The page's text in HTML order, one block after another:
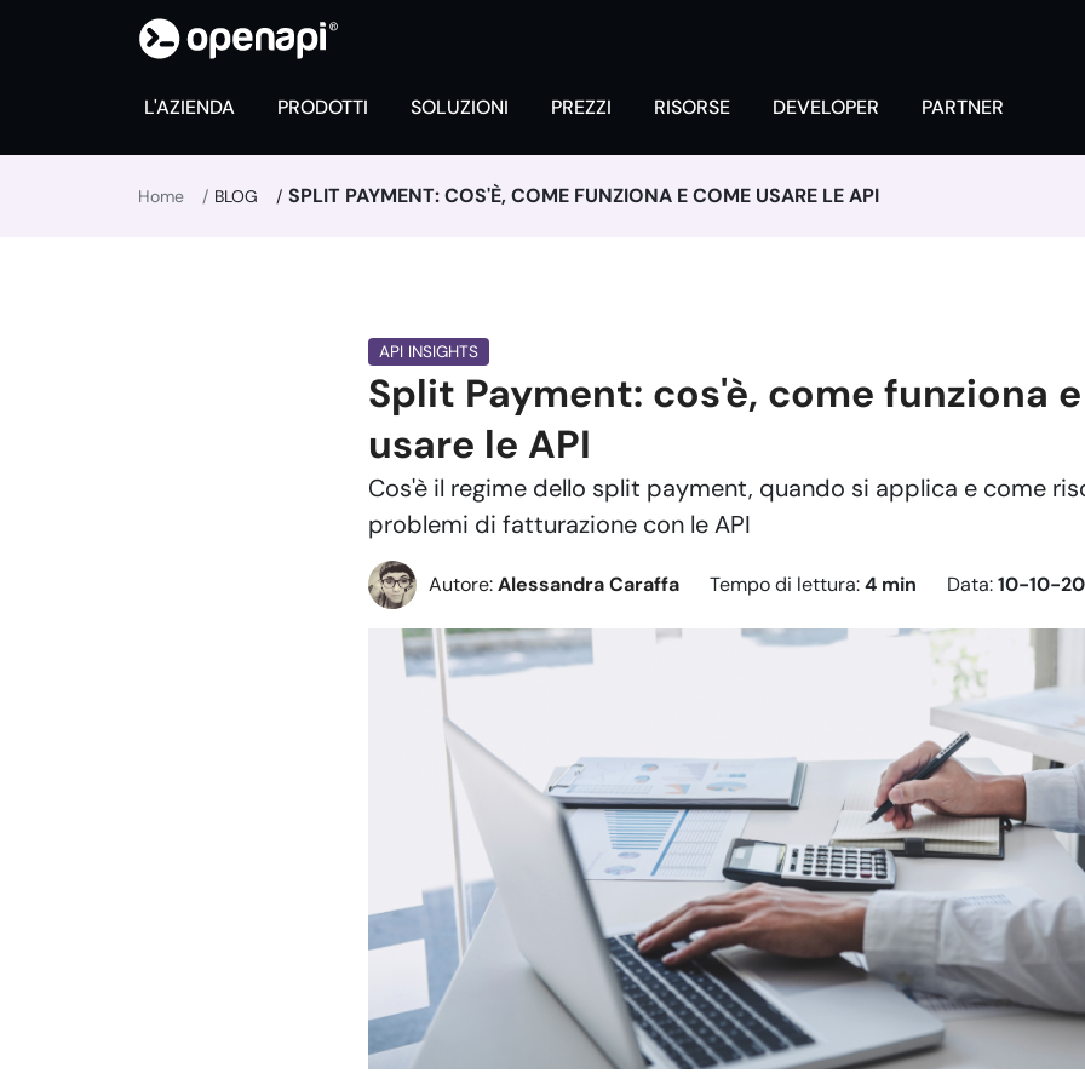
L'AZIENDA PRODOTTI SOLUZIONI PREZZI RISORSE DEVELOPER PARTNER
Home BLOG SPLIT PAYMENT: COS'È, COME FUNZIONA E COME USARE LE API
API INSIGHTS
Split Payment: cos'è, come funziona
usare le API
Cos'è il regime dello split payment, quando si applica e come
problemi di fatturazione con le API
Autore:Alessandra Caraffa Tempo di lettura:4 min Data:10-10-